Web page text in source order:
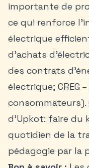
importante de
ce qui renforce
électrique
d’achats
des contrats
électrique; CREG
d’Upkot: faire du
quotidien de la
pédagogie par la